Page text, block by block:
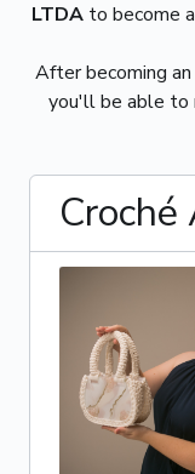
LTDA to become
After becoming
you'll be able to